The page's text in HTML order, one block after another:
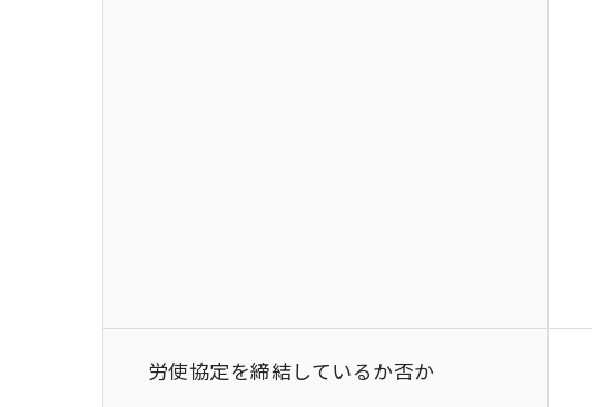
労使協定を締結しているか否か